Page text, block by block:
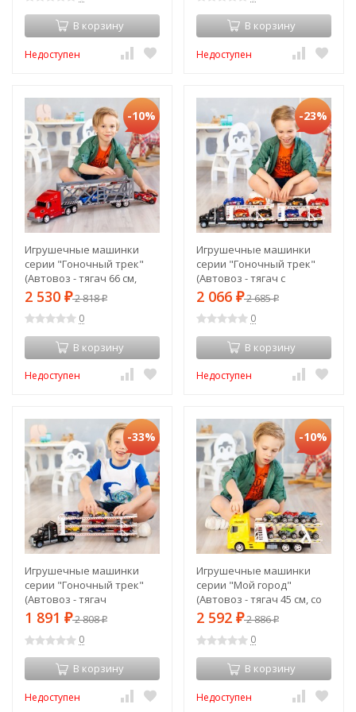
дорожны (G205-006)
В корзину
Недоступен
фуры и 12 дорожных
(G205-005)В корзину
Недоступен
-10%
Игрушечные машинки
серии "Гоночный трек"
(Автовоз - тягач 66 см,
красный. 2 гоночные
машины) (G205-022)
2 530 ₽2 818₽
0
В корзину
Недоступен
-23%
Игрушечные машинки
серии "Гоночный трек"
(Автовоз - тягач с
прицепом 64 см, черный. 8
гоночных машин) (G205-
025)
2 066 ₽2 685₽
0
В корзину
Недоступен
-33%
Игрушечные машинки
серии "Гоночный трек"
(Автовоз - тягач
трехуровневый 64 см,
машин) (G205-026)
1 891 ₽2 808₽
0
В корзину
Недоступен
-10%
Игрушечные машинки
серии "Мой город"
(Автовоз - тягач 45 см, со
светом и звуком, желтый.
024)
2 592 ₽2 886₽
0
В корзину
Недоступен